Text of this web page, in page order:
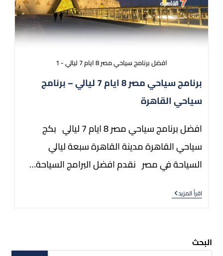
افضل برنامج سياحي مصر 8 ايام 7 ليالي - 1
برنامج سياحي مصر 8 ايام 7 ليالي – برنامج
سياحي القاهرة
افضل برنامج سياحي مصر 8 ايام 7 ليالي بكج
سياحي القاهرة مدينة القاهرة سبعة ليالي
السياحة في مصر نقدم افضل البرامج السياحة…
اقرأ المزيد
البحث